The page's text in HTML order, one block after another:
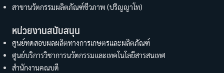
สาขานวัตกรรมผลิตภัณฑ์ชีวภาพ (ปริญญาโท)
หน่วยงานสนับสนุน
ศูนย์ทดสอบผลผลิตทางการเกษตรและผลิตภัณฑ์
ศูนย์บริการวิชาการนวัตกรรมและเทคโนโลยีสารสนเทศ
สำนักงานคณบดี